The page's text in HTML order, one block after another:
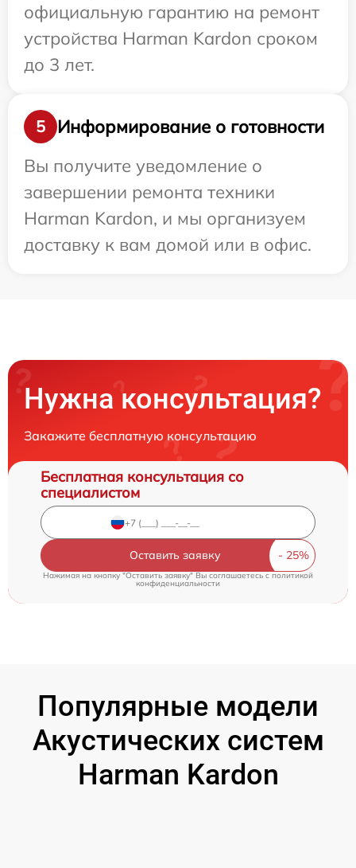
официальную гарантию на ремонт
устройства Harman Kardon сроком
до 3 лет.
5
Информирование о готовности
Вы получите уведомление о
завершении ремонта техники
Harman Kardon, и мы организуем
доставку к вам домой или в офис.
Нужна консультация?
Закажите бесплатную консультацию
Бесплатная консультация со
специалистом
Оставить заявку
Нажимая на кнопку "Оставить заявку" Вы соглашаетесь cполитикой
конфиденциальности
Популярные модели
Акустических систем
Harman Kardon